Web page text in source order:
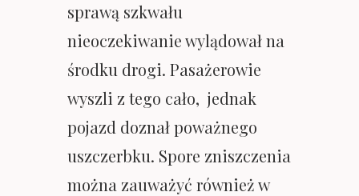
sprawą szkwału
nieoczekiwanie wylądował na
środku drogi. Pasażerowie
wyszli z tego cało, jednak
pojazd doznał poważnego
uszczerbku. Spore zniszczenia
można zauważyć również w